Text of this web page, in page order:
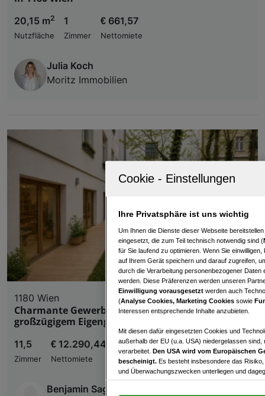
20,15 m2
Nutzfläche
1
Zimmer
€ 661,57
Nettomiete
Julia Koch
Moritz Immobilien
1180 Wien
Charmante Gewerbefläche in Grünruhelage mit
großzügigem Eigengarten
11,5
Zimmer
€ 12.290,44
Nettomiete
Benjamin Sagan
Ihre Privatsphäre ist uns wichtig
Um Ihnen die Dienste dieser Webseite
eingesetzt, die zum Teil technisch notwendig sind (
für Sie laufend zu optimieren. Wenn Sie
auf Ihrem Gerät speichern und darauf zugreifen,
durch die Verarbeitung personenbezogener
werden. Diese Präferenzen werden unseren
Einwilligung vorausgesetzt werden auch
(Analyse Cookies, Marketing Cookies sowie
Interessen entsprechende Inhalte anzubieten.
Mit diesen dafür eingesetzten Cookies und
außerhalb der EU (u.a. USA) niedergelassen
verarbeitet. Den USA wird vom Europäischen
bescheinigt. Es besteht insbesondere das
und Überwachungszwecken unterliegen und